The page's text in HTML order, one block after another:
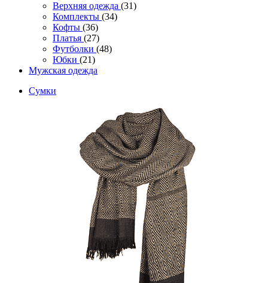
Верхняя одежда (31)
Комплекты (34)
Кофты (36)
Платья (27)
Футболки (48)
Юбки (21)
Мужская одежда
Сумки